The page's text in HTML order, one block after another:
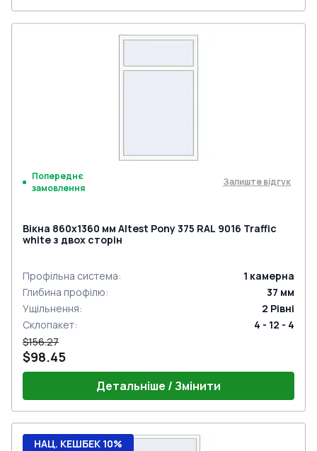
Попереднє
замовлення
Залиште відгук
Вікна 860x1360 мм Altest Pony 375 RAL 9016 Traffic
white з двох сторін
Профільна система: 1 камерна
Глибина профілю: 37 мм
Ущільнення: 2 Рівні
Склопакет:
4 - 12 - 4
$156.27
$98.45
Детальніше / Змінити
НАЦ. КЕШБЕК 10%